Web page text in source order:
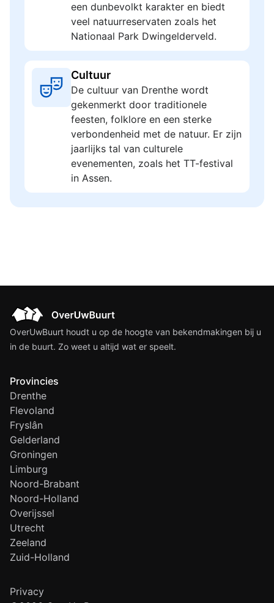
een dunbevolkt karakter en biedt
veel natuurreservaten zoals het
Nationaal Park Dwingelderveld.
Cultuur
De cultuur van Drenthe wordt
gekenmerkt door traditionele
feesten, folklore en een sterke
verbondenheid met de natuur. Er zijn
jaarlijks tal van culturele
evenementen, zoals het TT-festival
in Assen.
OverUwBuurt houdt u op de hoogte van bekendmakingen bij u
in de buurt. Zo weet u altijd wat er speelt.
Provincies
Drenthe
Flevoland
Fryslân
Gelderland
Groningen
Limburg
Noord-Brabant
Noord-Holland
Overijssel
Utrecht
Zeeland
Zuid-Holland
Privacy